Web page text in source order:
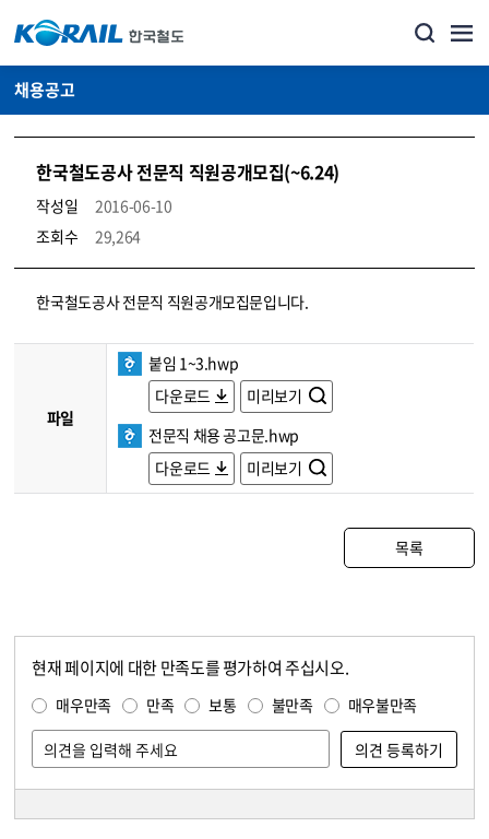
채용공고
한국철도공사 전문직 직원공개모집(~6.24)
작성일
2016-06-10
조회수
29,264
코레일소개_경영공시_채용공고 상세보기 – 내용, 파일, 담당자 연락처로 구성
한국철도공사 전문직 직원공개모집문입니다.
파일
붙임 1~3.hwp
다운로드
미리보기
전문직 채용 공고문.hwp
다운로드
미리보기
목록
현재 페이지에 대한 만족도를 평가하여 주십시오.
매우만족 만족 보통 불만족 매우불만족